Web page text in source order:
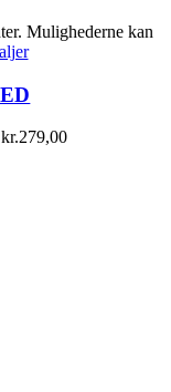
Mulighederne kan